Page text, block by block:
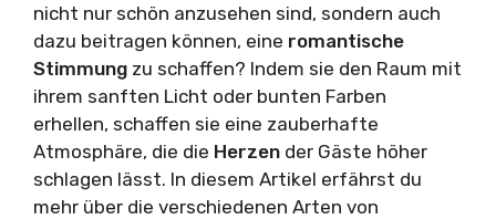
nicht nur schön anzusehen sind, sondern auch
dazu beitragen können, eine romantische
Stimmung zu schaffen? Indem sie den Raum mit
ihrem sanften Licht oder bunten Farben
erhellen, schaffen sie eine zauberhafte
Atmosphäre, die die Herzen der Gäste höher
schlagen lässt. In diesem Artikel erfährst du
mehr über die verschiedenen Arten von